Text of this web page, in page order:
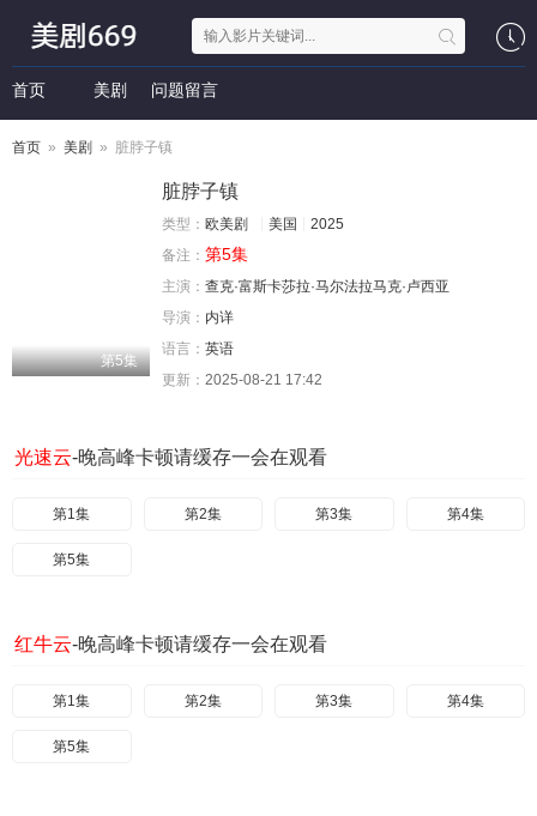
首页 美剧 问题留言
首页 » 美剧 » 脏脖子镇
第5集
脏脖子镇
类型： 欧美剧 美国
2025
备注： 第5集
主演： 查克·富斯卡莎拉·马尔法拉马克·卢西亚
导演： 内详
语言： 英语
更新： 2025-08-21 17:42
光速云-晚高峰卡顿请缓存一会在观看
第1集 第2集 第3集 第4集
第5集
红牛云-晚高峰卡顿请缓存一会在观看
第1集 第2集 第3集 第4集
第5集